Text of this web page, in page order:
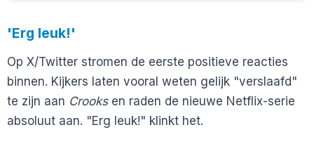
'Erg leuk!'
Op X/Twitter stromen de eerste positieve reacties
binnen. Kijkers laten vooral weten gelijk "verslaafd"
te zijn aan Crooksen raden de nieuwe Netflix-serie
absoluut aan. "Erg leuk!" klinkt het.